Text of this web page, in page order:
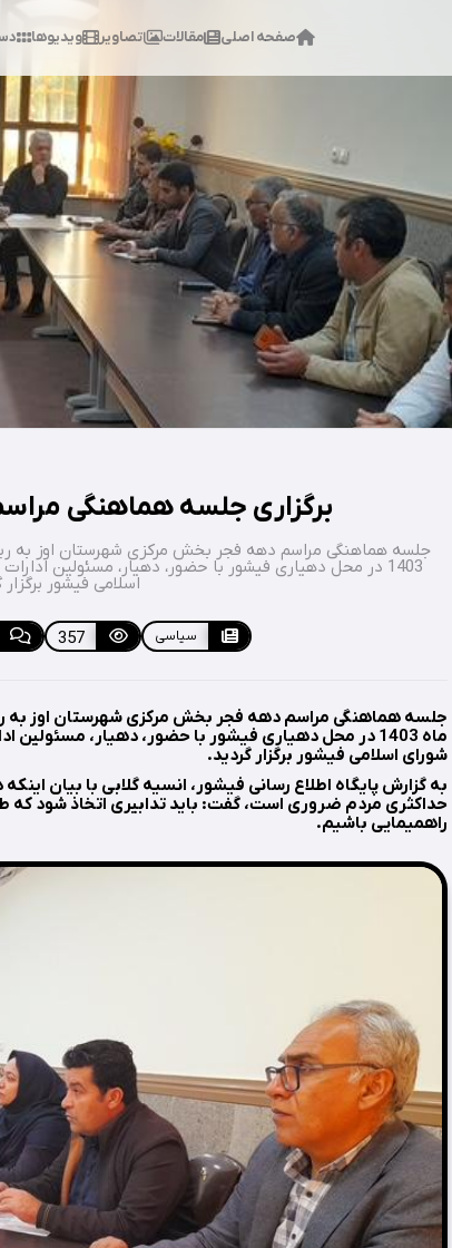
صفحه اصلی مقالات تصاویر ویدیوها
برگزاری جلسه هماهنگی
1403 در محل دهیاری فیشور با حضور، دهیار، مسئولین
اسلامی فیشور برگزار
سیاسی 357
ماه 1403 در محل دهیاری فیشور با حضور، دهیار،
شورای اسلامی فیشور برگزار گردید.
به گزارش پایگاه اطلاع رسانی فیشور، انسیه گلابی با بیان
حداکثری مردم ضروری است، گفت: باید تدابیری اتخاذ شود
راهمیمایی باشیم.